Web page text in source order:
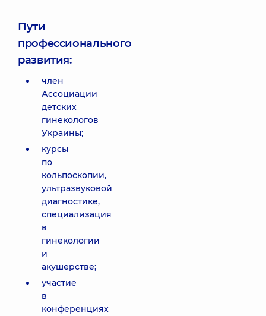
Пути
профессионального
развития:
член
Ассоциации
детских
гинекологов
Украины;
курсы
по
кольпоскопии,
ультразвуковой
диагностике,
специализация
в
гинекологии
и
акушерстве;
участие
в
конференциях